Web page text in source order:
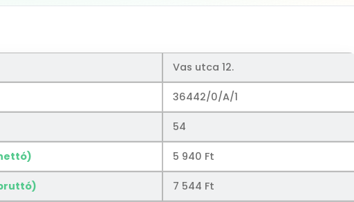
Vas utca 12.
36442/0/A/1
54
5 940 Ft
7 544 Ft